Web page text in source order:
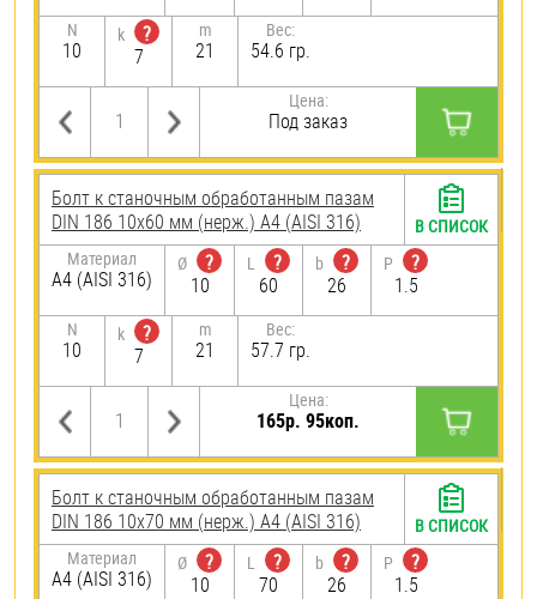
N
10
k
?
7
m
21
Вес:
54.6 гр.
Цена:
Под заказ
Болт к станочным обработанным пазам
DIN 186 10х60 мм (нерж.) A4 (AISI 316)
Материал
A4 (AISI 316)
Ø
?
10
L
?
60
b
?
26
P
?
1.5
N
10
k
?
7
m
21
Вес:
57.7 гр.
Цена:
165р. 95коп.
В СПИСОК
Болт к станочным обработанным пазам
DIN 186 10х70 мм (нерж.) A4 (AISI 316)
Материал
A4 (AISI 316)
Ø
?
10
L
?
70
b
?
26
P
?
1.5
В СПИСОК